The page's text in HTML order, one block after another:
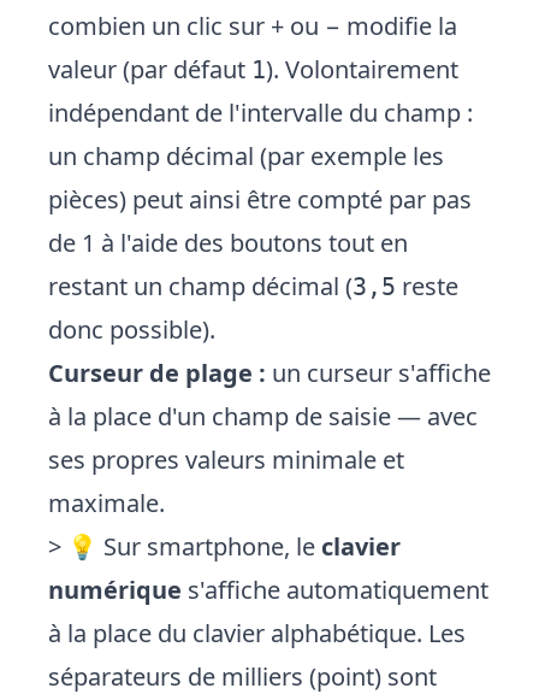
combien un clic sur + ou − modifie la
valeur (par défaut 1). Volontairement
indépendant de l'intervalle du champ :
un champ décimal (par exemple les
pièces) peut ainsi être compté par pas
de 1 à l'aide des boutons tout en
restant un champ décimal (3,5 reste
donc possible).
Curseur de plage : un curseur s'affiche
à la place d'un champ de saisie — avec
ses propres valeurs minimale et
maximale.
> 💡 Sur smartphone, le clavier
numérique s'affiche automatiquement
à la place du clavier alphabétique. Les
séparateurs de milliers (point) sont